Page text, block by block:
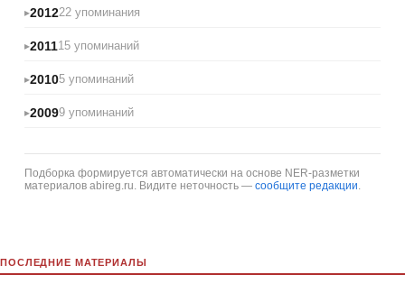
201222 упоминания
201115 упоминаний
20105 упоминаний
20099 упоминаний
Подборка формируется автоматически на основе NER-разметки
материалов abireg.ru. Видите неточность — сообщите редакции
ПОСЛЕДНИЕ МАТЕРИАЛЫ